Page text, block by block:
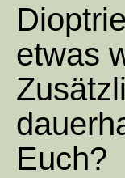
etwas
Euch?